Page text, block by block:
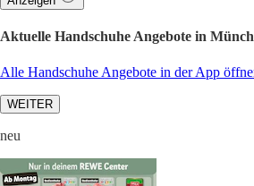
Aktuelle Handschuhe Angebote in
Alle Handschuhe Angebote in der App
WEITER
neu